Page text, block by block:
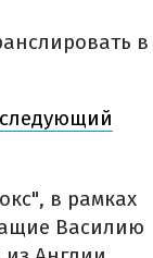
в
в рамках
Василию